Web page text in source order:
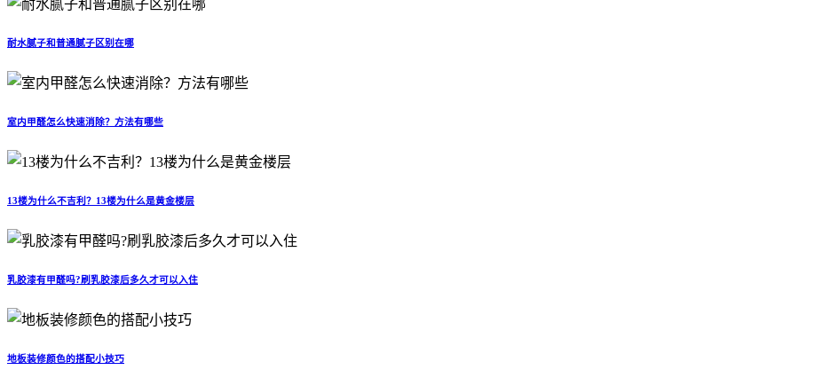
耐水腻子和普通腻子区别在哪
室内甲醛怎么快速消除？方法有哪些
13楼为什么不吉利？13楼为什么是黄金楼层
乳胶漆有甲醛吗?刷乳胶漆后多久才可以入住
地板装修颜色的搭配小技巧